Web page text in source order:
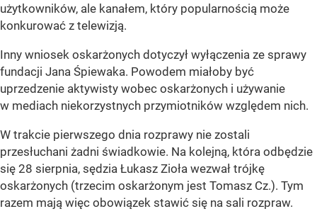
użytkowników, ale kanałem, który popularnością może
konkurować z telewizją.
Inny wniosek oskarżonych dotyczył wyłączenia ze sprawy
fundacji Jana Śpiewaka. Powodem miałoby być
uprzedzenie aktywisty wobec oskarżonych i używanie
w mediach niekorzystnych przymiotników względem nich.
W trakcie pierwszego dnia rozprawy nie zostali
przesłuchani żadni świadkowie. Na kolejną, która odbędzie
się 28 sierpnia, sędzia Łukasz Zioła wezwał trójkę
oskarżonych (trzecim oskarżonym jest Tomasz Cz.). Tym
razem mają więc obowiązek stawić się na sali rozpraw.